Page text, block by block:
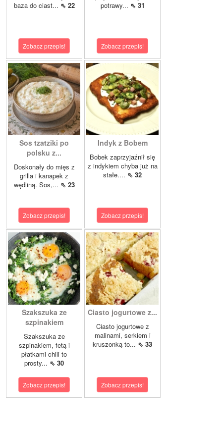
baza do ciast... ⇖ 22
Zobacz przepis!
potrawy... ⇖ 31
Zobacz przepis!
Sos tzatziki po
polsku z...
Doskonały do mięs z
grilla i kanapek z
wędliną. Sos,... ⇖ 23
Zobacz przepis!
Indyk z Bobem
Bobek zaprzyjaźnił się
z indykiem chyba już na
stałe.... ⇖ 32
Zobacz przepis!
Szakszuka ze
szpinakiem
Szakszuka ze
szpinakiem, fetą i
płatkami chili to
prosty... ⇖ 30
Zobacz przepis!
Ciasto jogurtowe z...
Ciasto jogurtowe z
malinami, serkiem i
kruszonką to... ⇖ 33
Zobacz przepis!